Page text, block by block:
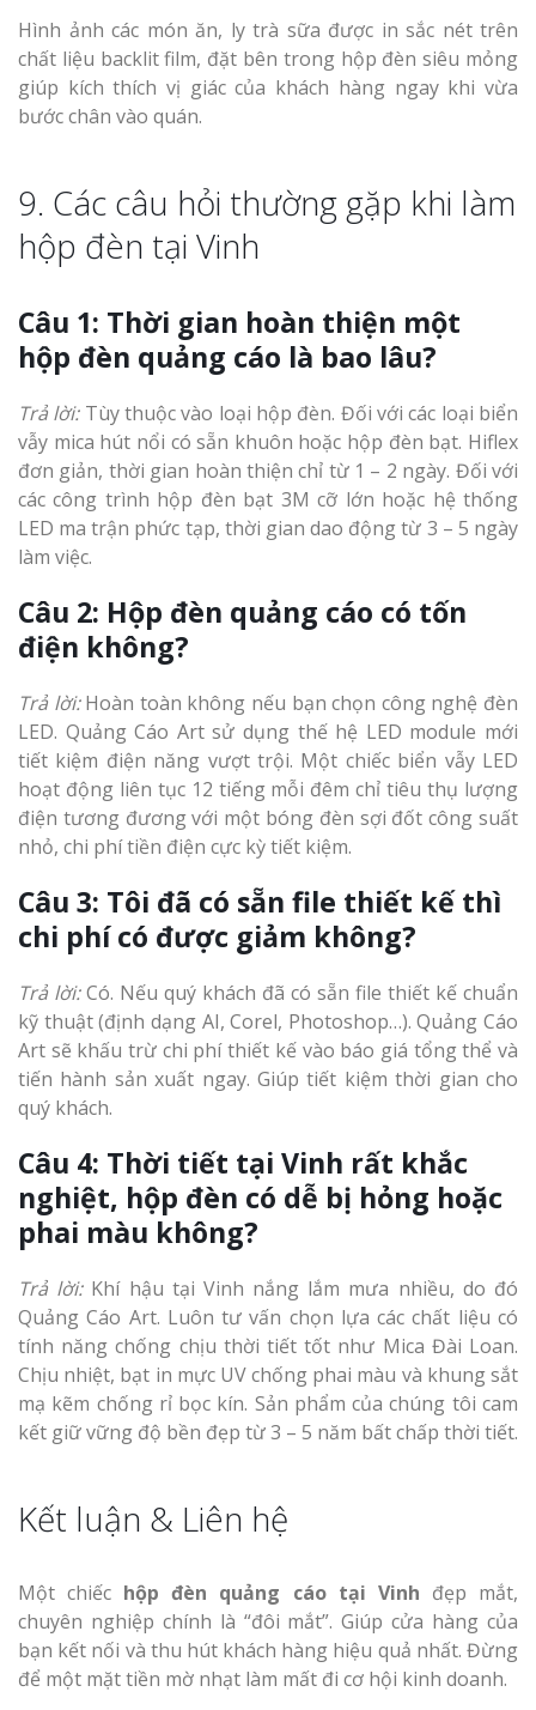
Hình ảnh các món ăn, ly trà sữa được in sắc nét trên
chất liệu backlit film, đặt bên trong hộp đèn siêu mỏng
giúp kích thích vị giác của khách hàng ngay khi vừa
bước chân vào quán.
9. Các câu hỏi thường gặp khi làm
hộp đèn tại Vinh
Câu 1: Thời gian hoàn thiện một
hộp đèn quảng cáo là bao lâu?
Trả lời:Tùy thuộc vào loại hộp đèn. Đối với các loại biển
vẫy mica hút nổi có sẵn khuôn hoặc hộp đèn bạt. Hiflex
đơn giản, thời gian hoàn thiện chỉ từ 1 – 2 ngày. Đối với
các công trình hộp đèn bạt 3M cỡ lớn hoặc hệ thống
LED ma trận phức tạp, thời gian dao động từ 3 – 5 ngày
làm việc.
Câu 2: Hộp đèn quảng cáo có tốn
điện không?
Trả lời:Hoàn toàn không nếu bạn chọn công nghệ đèn
LED. Quảng Cáo Art sử dụng thế hệ LED module mới
tiết kiệm điện năng vượt trội. Một chiếc biển vẫy LED
hoạt động liên tục 12 tiếng mỗi đêm chỉ tiêu thụ lượng
điện tương đương với một bóng đèn sợi đốt công suất
nhỏ, chi phí tiền điện cực kỳ tiết kiệm.
Câu 3: Tôi đã có sẵn file thiết kế thì
chi phí có được giảm không?
Trả lời:Có. Nếu quý khách đã có sẵn file thiết kế chuẩn
kỹ thuật (định dạng AI, Corel, Photoshop…). Quảng Cáo
Art sẽ khấu trừ chi phí thiết kế vào báo giá tổng thể và
tiến hành sản xuất ngay. Giúp tiết kiệm thời gian cho
quý khách.
Câu 4: Thời tiết tại Vinh rất khắc
nghiệt, hộp đèn có dễ bị hỏng hoặc
phai màu không?
Trả lời:Khí hậu tại Vinh nắng lắm mưa nhiều, do đó
Quảng Cáo Art. Luôn tư vấn chọn lựa các chất liệu có
tính năng chống chịu thời tiết tốt như Mica Đài Loan.
Chịu nhiệt, bạt in mực UV chống phai màu và khung sắt
mạ kẽm chống rỉ bọc kín. Sản phẩm của chúng tôi cam
kết giữ vững độ bền đẹp từ 3 – 5 năm bất chấp thời tiết.
Kết luận & Liên hệ
Một chiếc hộp đèn quảng cáo tại Vinh đẹp mắt,
chuyên nghiệp chính là “đôi mắt”. Giúp cửa hàng của
bạn kết nối và thu hút khách hàng hiệu quả nhất. Đừng
để một mặt tiền mờ nhạt làm mất đi cơ hội kinh doanh.